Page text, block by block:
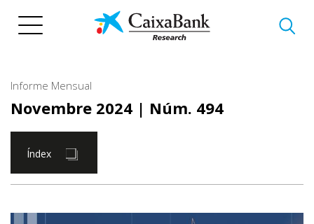
Informe Mensual
Novembre 2024 | Núm. 494
Índex